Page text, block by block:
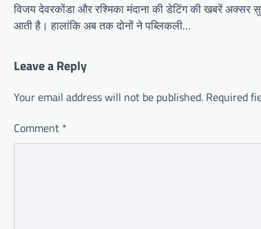
विजय देवरकोंडा और रश्मिका मंदाना की डेटिंग की खबरें अक्सर
आती है। हालांकि अब तक दोनों ने पब्लिकली…
Leave a Reply
Your email address will not be published. Required
Comment *